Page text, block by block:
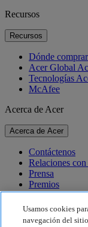
Recursos
Recursos
Dónde comprar
Acer Global
Tecnologías
McAfee
Acerca de Acer
Acerca de Acer
Contáctenos
Relaciones
Prensa
Premios
Eventos
Sostenibilidad
Usamos cookies
navegación del